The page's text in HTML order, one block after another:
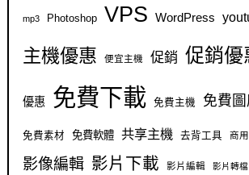
mp3 Photoshop VPS WordPress
主機優惠 便宜主機 促銷 促銷優
優惠 免費下載 免費主機 免費圖
免費素材 免費軟體 共享主機 去背工具 商
影像編輯 影片下載 影片編輯 影片轉檔